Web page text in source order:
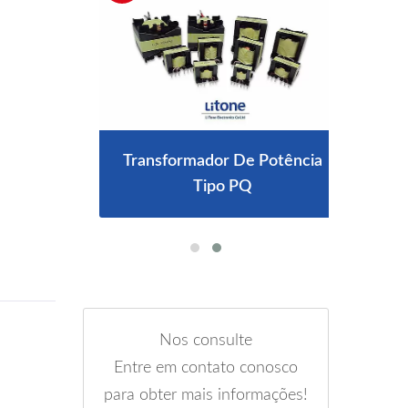
Transformador De Potência
Tipo PQ
Nos consulte
Entre em contato conosco
para obter mais informações!